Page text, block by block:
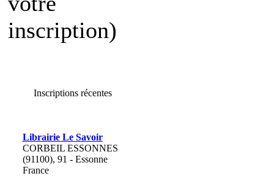
inscription)
Inscriptions récentes
Librairie Le Savoir
CORBEIL ESSONNES
(91100), 91 - Essonne
France